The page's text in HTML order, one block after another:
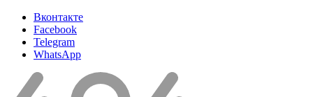
Вконтакте
Facebook
Telegram
WhatsApp